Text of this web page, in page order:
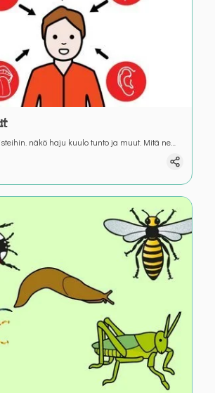
näkö haju kuulo tunto ja muut. Mitä ne